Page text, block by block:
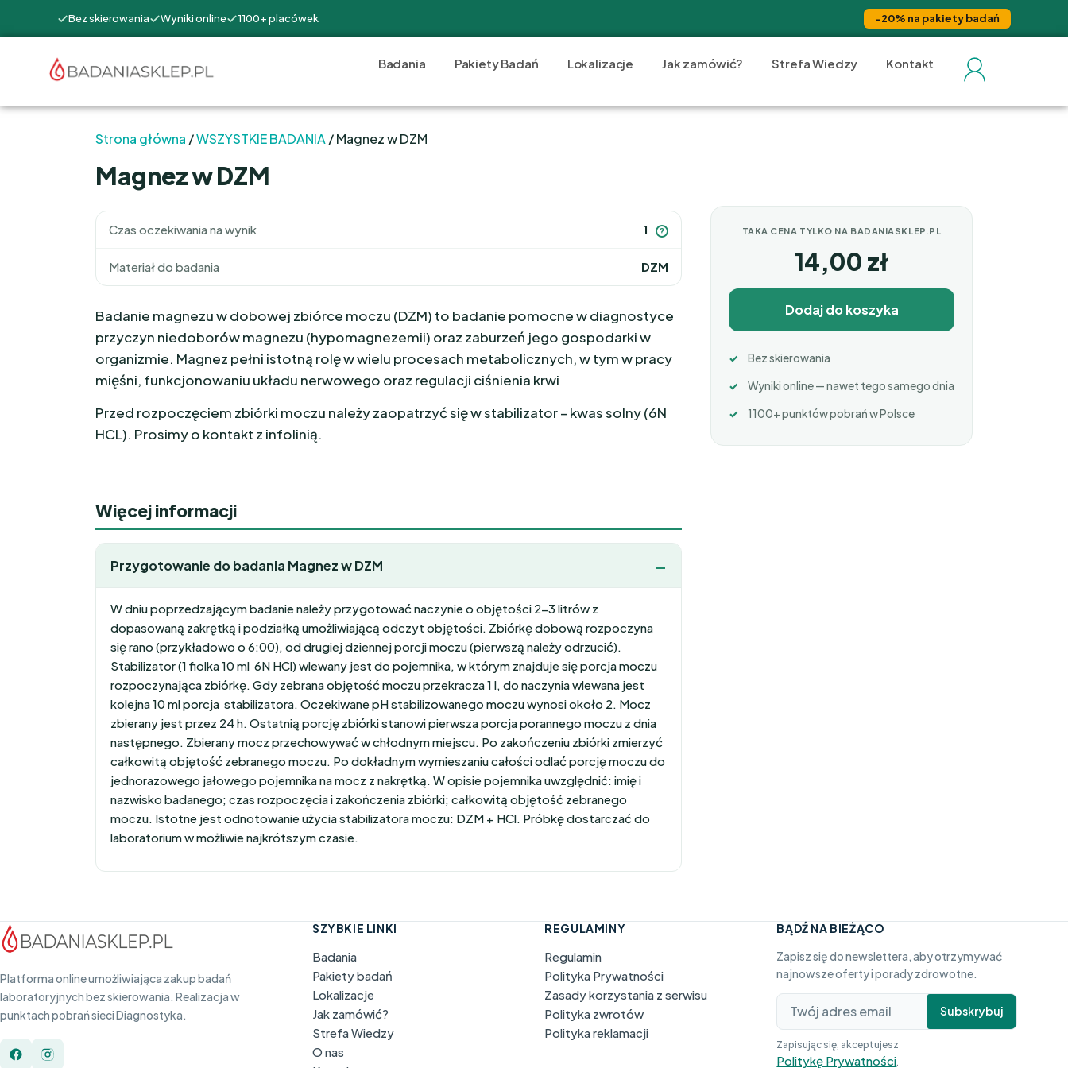
Bez skierowania Wyniki online 1100+ placówek −20% na pakiety badań
Badania Pakiety Badań Lokalizacje Jak zamówić? Strefa Wiedzy Kontakt
Strona główna /WSZYSTKIE BADANIA / Magnez w DZM
Magnez w DZM
Czas oczekiwania na wynik 1 ?
Materiał do badania DZM
Badanie magnezu w dobowej zbiórce moczu (DZM) to badanie pomocne w diagnostyce
przyczyn niedoborów magnezu (hypomagnezemii) oraz zaburzeń jego gospodarki w
organizmie. Magnez pełni istotną rolę w wielu procesach metabolicznych, w tym w pracy
mięśni, funkcjonowaniu układu nerwowego oraz regulacji ciśnienia krwi
Przed rozpoczęciem zbiórki moczu należy zaopatrzyć się w stabilizator – kwas solny (6N
HCL). Prosimy o kontakt z infolinią.
Więcej informacji
Przygotowanie do badania Magnez w DZM
W dniu poprzedzającym badanie należy przygotować naczynie o objętości 2-3 litrów z
dopasowaną zakrętką i podziałką umożliwiającą odczyt objętości. Zbiórkę dobową rozpoczyna
się rano (przykładowo o 6:00), od drugiej dziennej porcji moczu (pierwszą należy odrzucić).
Stabilizator (1 fiolka 10 ml 6N HCl) wlewany jest do pojemnika, w którym znajduje się porcja moczu
rozpoczynająca zbiórkę. Gdy zebrana objętość moczu przekracza 1 l, do naczynia wlewana jest
kolejna 10 ml porcja stabilizatora. Oczekiwane pH stabilizowanego moczu wynosi około 2. Mocz
zbierany jest przez 24 h. Ostatnią porcję zbiórki stanowi pierwsza porcja porannego moczu z dnia
następnego. Zbierany mocz przechowywać w chłodnym miejscu. Po zakończeniu zbiórki zmierzyć
całkowitą objętość zebranego moczu. Po dokładnym wymieszaniu całości odlać porcję moczu do
jednorazowego jałowego pojemnika na mocz z nakrętką. W opisie pojemnika uwzględnić: imię i
nazwisko badanego; czas rozpoczęcia i zakończenia zbiórki; całkowitą objętość zebranego
moczu. Istotne jest odnotowanie użycia stabilizatora moczu: DZM + HCl. Próbkę dostarczać do
laboratorium w możliwie najkrótszym czasie.
TAKA CENA TYLKO NA BADANIASKLEP.PL
14,00 zł
Dodaj do koszyka
Bez skierowania
Wyniki online — nawet tego samego dnia
1100+ punktów pobrań w Polsce
Platforma online umożliwiająca zakup badań
laboratoryjnych bez skierowania. Realizacja w
punktach pobrań sieci Diagnostyka.
SZYBKIE LINKI
Badania
Pakiety badań
Lokalizacje
Jak zamówić?
Strefa Wiedzy
O nas
REGULAMINY
Regulamin
Polityka Prywatności
Zasady korzystania z serwisu
Polityka zwrotów
Polityka reklamacji
BĄDŹ NA BIEŻĄCO
Zapisz się do newslettera, aby otrzymywać
najnowsze oferty i porady zdrowotne.
Subskrybuj
Zapisując się, akceptujesz
Politykę Prywatności